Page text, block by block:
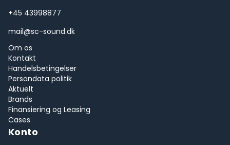
+45 43998877
mail@sc-sound.dk
Om os
Kontakt
Handelsbetingelser
Persondata politik
Aktuelt
Brands
Finansiering og Leasing
Cases
Konto